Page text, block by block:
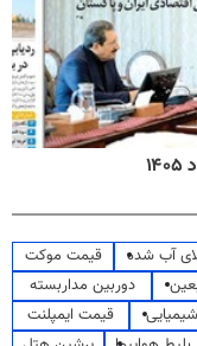
آب شده
قیمت موکت
دوربین مداربسته
قیمت ایمپلنت